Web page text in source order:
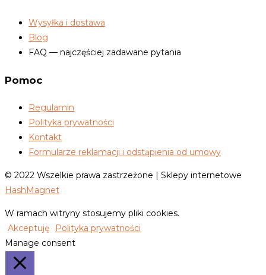
Wysyłka i dostawa
Blog
FAQ — najczęściej zadawane pytania
Pomoc
Regulamin
Polityka prywatności
Kontakt
Formularze reklamacji i odstąpienia od umowy
© 2022 Wszelkie prawa zastrzeżone | Sklepy internetowe
HashMagnet
W ramach witryny stosujemy pliki cookies.
Akceptuję
Polityka prywatności
Manage consent